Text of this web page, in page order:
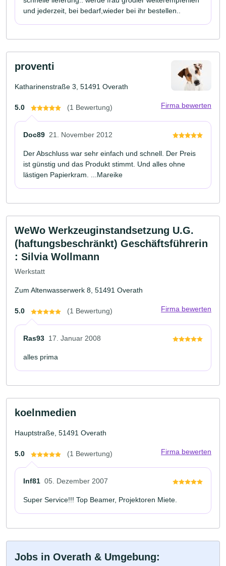
und jederzeit, bei bedarf,wieder bei ihr bestellen..
proventi
Katharinenstraße 3, 51491 Overath
5.0 (1 Bewertung) Firma bewerten
Doc89 21. November 2012
Der Abschluss war sehr einfach und schnell. Der Preis
ist günstig und das Produkt stimmt. Und alles ohne
lästigen Papierkram. ...Mareike
WeWo Werkzeuginstandsetzung U.G.
(haftungsbeschränkt) Geschäftsführerin
: Silvia Wollmann
Werkstatt
Zum Altenwasserwerk 8, 51491 Overath
5.0 (1 Bewertung) Firma bewerten
Ras93 17. Januar 2008
alles prima
koelnmedien
Hauptstraße, 51491 Overath
5.0 (1 Bewertung) Firma bewerten
Inf81 05. Dezember 2007
Super Service!!! Top Beamer, Projektoren Miete.
Jobs in Overath & Umgebung: